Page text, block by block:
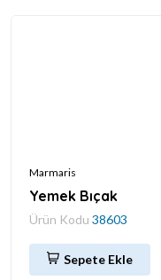
Marmaris
Yemek Bıçak
Ürün Kodu 38603
Sepete Ekle